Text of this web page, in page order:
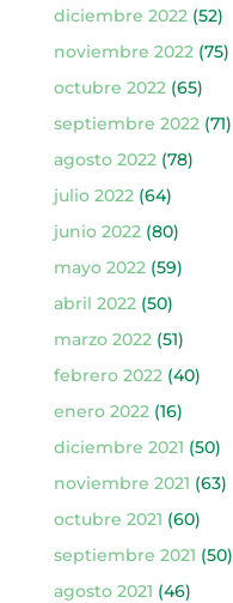
diciembre 2022 (52)
noviembre 2022 (75)
octubre 2022 (65)
septiembre 2022 (71)
agosto 2022 (78)
julio 2022 (64)
junio 2022 (80)
mayo 2022 (59)
abril 2022 (50)
marzo 2022 (51)
febrero 2022 (40)
enero 2022 (16)
diciembre 2021 (50)
noviembre 2021 (63)
octubre 2021 (60)
septiembre 2021 (50)
agosto 2021 (46)